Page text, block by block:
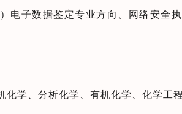
电子数据鉴定专业方向、网络安全
化学、分析化学、有机化学、化学工